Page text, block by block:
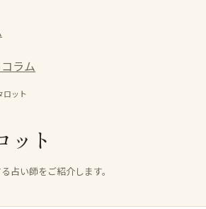
コラム
ロット
ット
占い師をご紹介します。